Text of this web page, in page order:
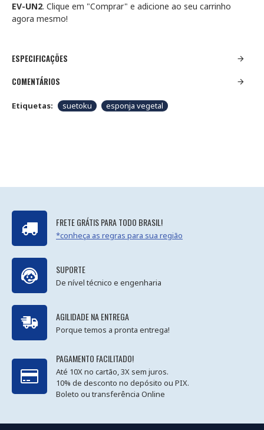
EV-UN2. Clique em "Comprar" e adicione ao seu carrinho
agora mesmo!
ESPECIFICAÇÕES
COMENTÁRIOS
Etiquetas: suetoku esponja vegetal
FRETE GRÁTIS PARA TODO BRASIL!
*conheça as regras para sua região
SUPORTE
De nível técnico e engenharia
AGILIDADE NA ENTREGA
Porque temos a pronta entrega!
PAGAMENTO FACILITADO!
Até 10X no cartão, 3X sem juros.
10% de desconto no depósito ou PIX.
Boleto ou transferência Online